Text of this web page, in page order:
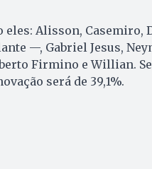
eles: Alisson, Casemiro,
—, Gabriel Jesus,
Firmino e Willian.
será de 39,1%.